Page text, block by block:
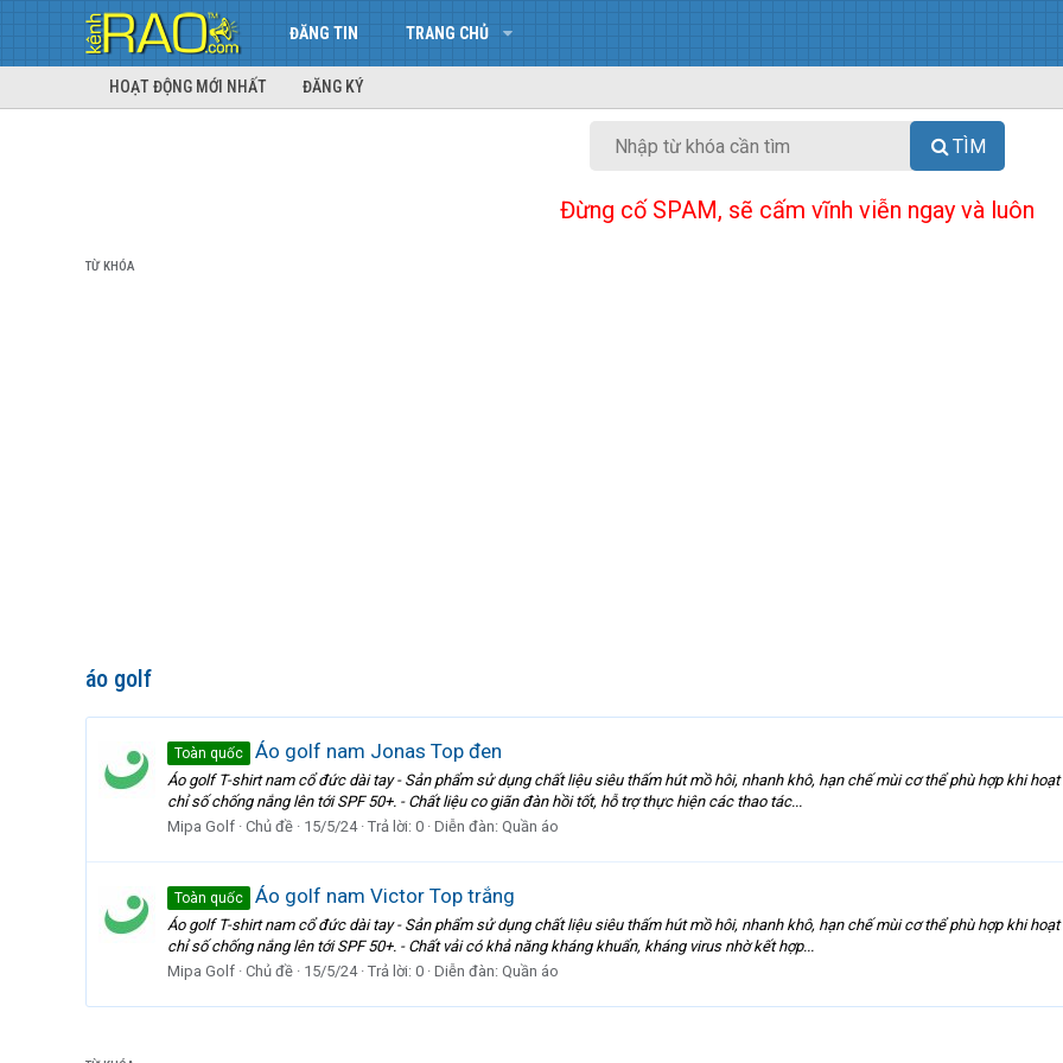
ĐĂNG TIN TRANG CHỦ
HOẠT ĐỘNG MỚI NHẤT ĐĂNG KÝ
TÌM
Đừng cố SPAM, sẽ cấm vĩnh viễn ngay và luôn
TỪ KHÓA
áo golf
Toàn quốc Áo golf nam Jonas Top đen
Áo golf T-shirt nam cổ đức dài tay - Sản phẩm sử dụng chất liệu siêu thấm hút mồ hôi, nhanh khô, hạn chế mùi cơ thể phù hợp khi
chỉ số chống nắng lên tới SPF 50+. - Chất liệu co giãn đàn hồi tốt, hỗ trợ thực hiện các thao tác...
Mipa Golf Chủ đề 15/5/24 Trả lời: 0 Diễn đàn: Quần áo
Toàn quốc Áo golf nam Victor Top trắng
Áo golf T-shirt nam cổ đức dài tay - Sản phẩm sử dụng chất liệu siêu thấm hút mồ hôi, nhanh khô, hạn chế mùi cơ thể phù hợp khi
chỉ số chống nắng lên tới SPF 50+. - Chất vải có khả năng kháng khuẩn, kháng virus nhờ kết hợp...
Mipa Golf Chủ đề 15/5/24 Trả lời: 0 Diễn đàn: Quần áo